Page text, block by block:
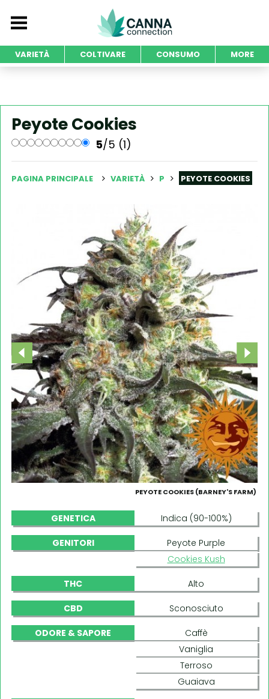
VARIETÀ COLTIVARE CONSUMO MORE
Peyote Cookies
5/5 (1)
PAGINA PRINCIPALE VARIETÀ P PEYOTE COOKIES
PEYOTE COOKIES (BARNEY'S FARM)
GENETICA Indica (90-100%)
GENITORI
Peyote Purple
Cookies Kush
THC Alto
CBD Sconosciuto
ODORE & SAPORE
Caffè
Vaniglia
Terroso
Guaiava